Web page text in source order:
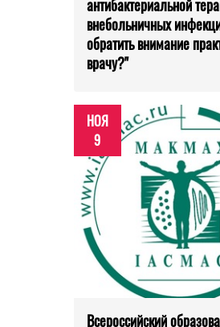
антибактериальной
внебольничных
обратить внимание
врачу?"
НОЯ
9
Всероссийский